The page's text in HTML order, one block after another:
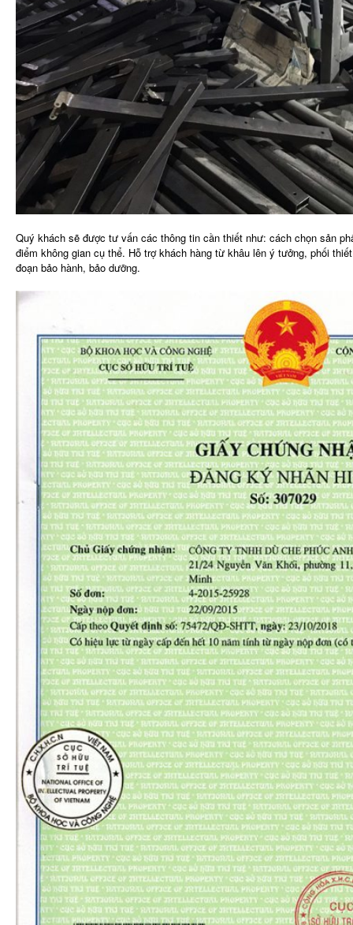
Quý khách sẽ được tư vấn các thông tin cần thiết như: cách chọn sản
điểm không gian cụ thể. Hỗ trợ khách hàng từ khâu lên ý tưởng, phối
đoạn bảo hành, bảo dưỡng.